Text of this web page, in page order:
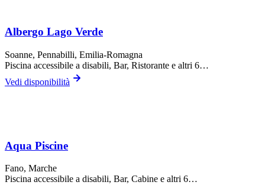
Albergo Lago Verde
Soanne, Pennabilli, Emilia-Romagna
Piscina accessibile a disabili, Bar, Ristorante e altri 6…
Vedi disponibilità
Aqua Piscine
Fano, Marche
Piscina accessibile a disabili, Bar, Cabine e altri 6…